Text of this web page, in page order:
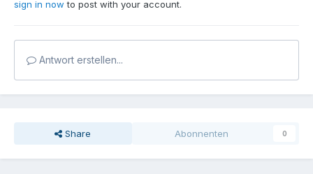
sign in now to post with your account.
Antwort erstellen...
Share Abonnenten 0